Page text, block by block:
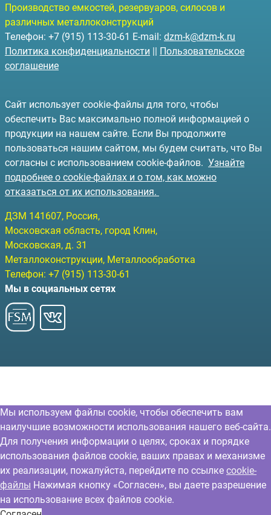
Производство емкостей, резервуаров, силосов и
различных металлоконструкций
Телефон: +7 (915) 113-30-61 E-mail: dzm-k@dzm-k.ru
Политика конфиденциальности || Пользовательское
соглашение
Сайт использует cookie-файлы для того, чтобы
обеспечить Вас максимально полной информацией о
продукции на нашем сайте. Если Вы продолжите
пользоваться нашим сайтом, мы будем считать, что Вы
согласны с использованием cookie-файлов. Узнайте
подробнее о cookie-файлах и о том, как можно
отказаться от их использования.
ДЗМ 141607, Россия,
Московская область, город Клин,
Московская, д. 31
Металлоконструкции, Металлообработка
Телефон: +7 (915) 113-30-61
Мы в социальных сетях
Мы используем файлы cookie, чтобы обеспечить вам
наилучшие возможности использования нашего веб-сайта.
Для получения информации о целях, сроках и порядке
использования файлов cookie, ваших правах и механизме
их реализации, пожалуйста, перейдите по ссылке cookie-
файлы Нажимая кнопку «Согласен», вы даете разрешение
на использование всех файлов cookie.